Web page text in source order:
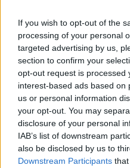
If you wish to opt-out of the
processing of your personal
targeted advertising by us,
section to confirm your
opt-out request is processed
interest-based ads based on
us or personal information
your opt-out. You may
disclosure of your personal
IAB’s list of downstream
also be disclosed by us to
Downstream Participants
demenciához is
vitaminnak a